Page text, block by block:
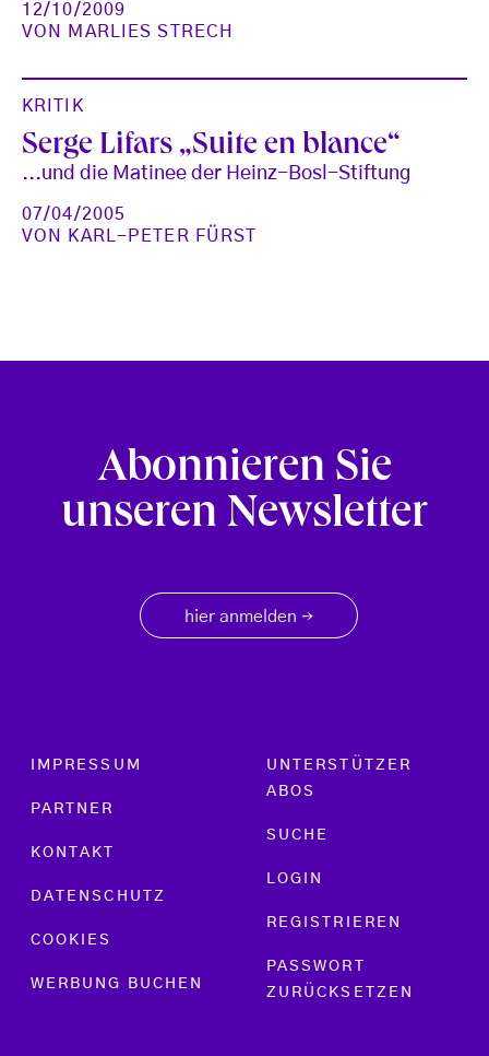
12/10/2009
VON MARLIES STRECH
KRITIK
Serge Lifars „Suite en blance“
...und die Matinee der Heinz-Bosl-Stiftung
07/04/2005
VON
KARL-PETER FÜRST
Abonnieren Sie
unseren Newsletter
hier anmelden →
Footer menu
IMPRESSUM
PARTNER
KONTAKT
DATENSCHUTZ
COOKIES
WERBUNG BUCHEN
UNTERSTÜTZER
ABOS
SUCHE
LOGIN
REGISTRIEREN
PASSWORT
ZURÜCKSETZEN